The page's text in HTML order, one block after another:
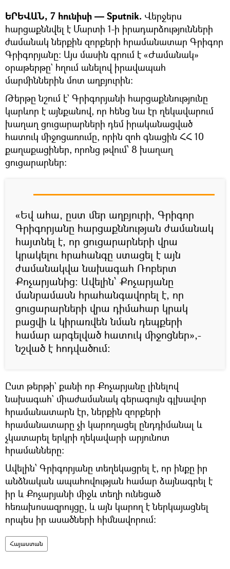
ԵՐԵՎԱՆ, 7 հունիսի — Sputnik. Վերջերս
հարցաքննվել է Մարտի 1-ի իրադարձությունների
ժամանակ ներքին զորքերի հրամանատար Գրիգոր
Գրիգորյանը: Այս մասին գրում է «Ժամանակ»
օրաթերթը` հղում անելով իրավապահ
մարմիններին մոտ աղբյուրին։
Թերթը նշում է` Գրիգորյանի հարցաքննությունը
կարևոր է այնքանով, որ հենց նա էր ղեկավարում
խաղաղ ցուցարարների դեմ իրականացված
հատուկ միջոցառումը, որին զոհ գնացին ՀՀ 10
քաղաքացիներ, որոնց թվում՝ 8 խաղաղ
ցուցարարներ:
«Եվ ահա, ըստ մեր աղբյուրի, Գրիգոր
Գրիգորյանը հարցաքննության ժամանակ
հայտնել է, որ ցուցարարների վրա
կրակելու հրահանգը ստացել է այն
ժամանակվա նախագահ Ռոբերտ
Քոչարյանից: Ավելին՝ Քոչարյանը
մանրամասն հրահանգավորել է, որ
ցուցարարների վրա դիմահար կրակ
բացվի և կիրառվեն նման դեպքերի
համար արգելված հատուկ միջոցներ»,-
նշված է հոդվածում:
Ըստ թերթի` քանի որ Քոչարյանը լինելով
նախագահ` միաժամանակ գերագույն գլխավոր
հրամանատարն էր, ներքին զորքերի
հրամանատարը չի կարողացել ընդդիմանալ և
չկատարել երկրի ղեկավարի արյունոտ
հրամանները:
Ավելին՝ Գրիգորյանը տեղեկացրել է, որ ինքը իր
անձնական ապահովության համար ձայնագրել է
իր և Քոչարյանի միջև տեղի ունեցած
հեռախոսազրույցը, և այն կարող է ներկայացնել
որպես իր ասածների հիմնավորում:
Հայաստան